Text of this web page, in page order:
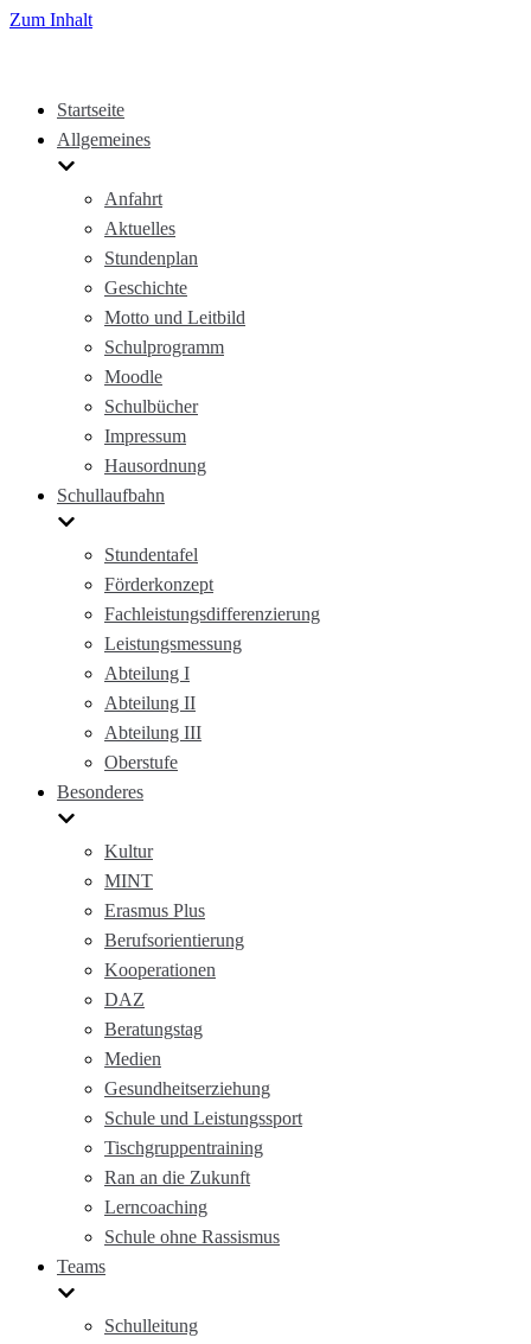
Zum Inhalt
Startseite
Allgemeines
Anfahrt
Aktuelles
Stundenplan
Geschichte
Motto und Leitbild
Schulprogramm
Moodle
Schulbücher
Impressum
Hausordnung
Schullaufbahn
Stundentafel
Förderkonzept
Fachleistungsdifferenzierung
Leistungsmessung
Abteilung I
Abteilung II
Abteilung III
Oberstufe
Besonderes
Kultur
MINT
Erasmus Plus
Berufsorientierung
Kooperationen
DAZ
Beratungstag
Medien
Gesundheitserziehung
Schule und Leistungssport
Tischgruppentraining
Ran an die Zukunft
Lerncoaching
Schule ohne Rassismus
Teams
Schulleitung